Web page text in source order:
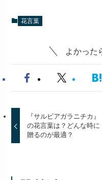
花言葉
よかった
『サルビアガラニチカ』
の花言葉は？どんな時に
贈るのが最適？